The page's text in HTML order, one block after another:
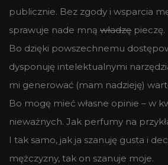
publicznie. Bez zgody i wsparcia
sprawuje nade mną władzę pieczę.
Bo dzięki powszechnemu
dysponuję intelektualnymi
mi generować (mam nadzieję)
Bo mogę mieć własne opinie – w
nieważnych. Jak perfumy na
I tak samo, jak ja szanuję gusta i
mężczyzny, tak on szanuje moje.